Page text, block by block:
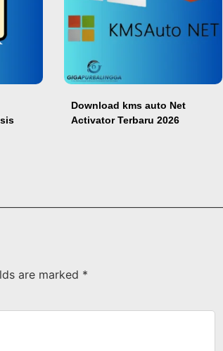
Download kms auto Net
Activator Terbaru 2026
are marked *